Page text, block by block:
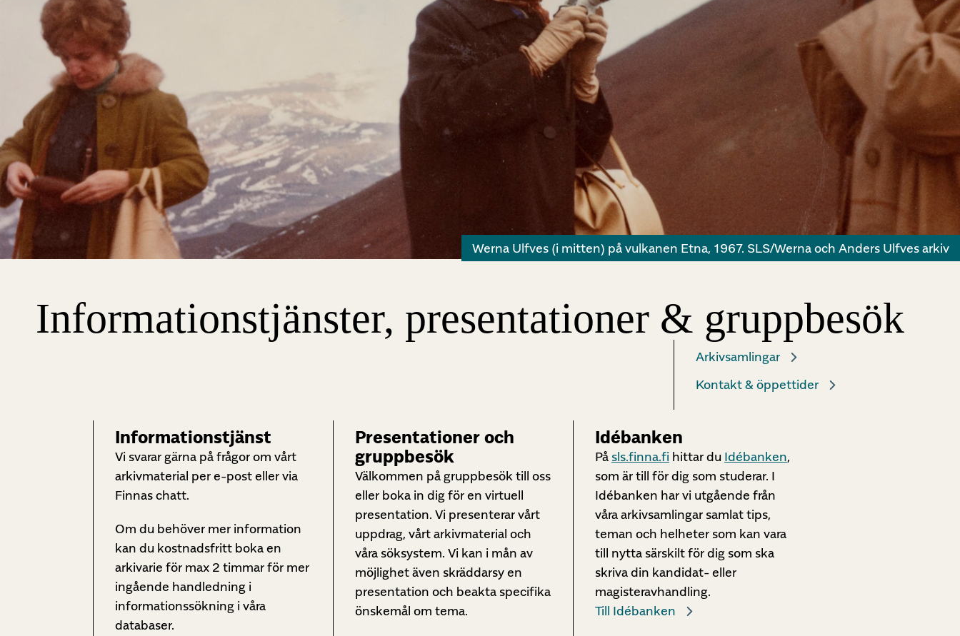
Werna Ulfves (i mitten) på vulkanen Etna, 1967. SLS/Werna och Anders Ulfves arkiv
Informationstjänster, presentationer & gruppbesök
Arkivsamlingar
Kontakt & öppettider
Informationstjänst
Vi svarar gärna på frågor om vårt
arkivmaterial per e-post eller via
Finnas chatt.
Om du behöver mer information
kan du kostnadsfritt boka en
arkivarie för max 2 timmar för mer
ingående handledning i
informationssökning i våra
databaser.
Presentationer och
gruppbesök
Välkommen på gruppbesök till oss
eller boka in dig för en virtuell
presentation. Vi presenterar vårt
uppdrag, vårt arkivmaterial och
våra söksystem. Vi kan i mån av
möjlighet även skräddarsy en
presentation och beakta specifika
önskemål om tema.
Idébanken
På sls.finna.fi hittar du Idébanken,
som är till för dig som studerar. I
Idébanken har vi utgående från
våra arkivsamlingar samlat tips,
teman och helheter som kan vara
till nytta särskilt för dig som ska
skriva din kandidat- eller
magisteravhandling.
Till Idébanken